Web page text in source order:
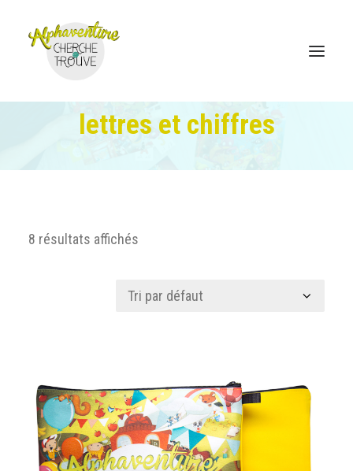
Coordonnées
English
lettres et chiffres
8 résultats affichés